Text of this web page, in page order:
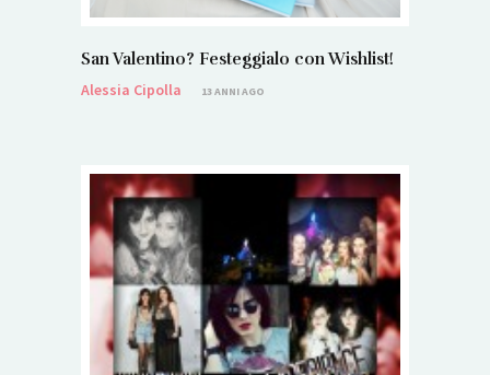
San Valentino? Festeggialo con Wishlist!
Alessia Cipolla
13 ANNI AGO